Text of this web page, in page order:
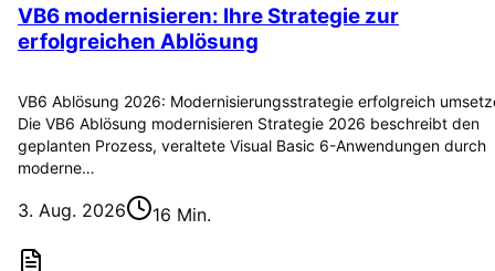
VB6 modernisieren: Ihre Strategie zur
erfolgreichen Ablösung
VB6 Ablösung 2026: Modernisierungsstrategie erfolgreich
Die VB6 Ablösung modernisieren Strategie 2026 beschreibt den
geplanten Prozess, veraltete Visual Basic 6-Anwendungen durch
moderne…
3. Aug. 2026 16 Min.